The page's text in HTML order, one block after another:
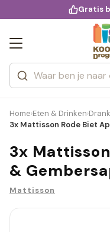
Gratis
Zoeken
Categorieën
Merken
Home›Eten & Drinken›
3x Mattisson Rode Biet
3x
&
Mattisson